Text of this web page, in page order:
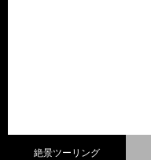
絶景ツーリング